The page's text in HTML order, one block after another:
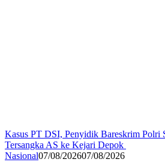
Kasus PT DSI, Penyidik Bareskrim Polri
Tersangka AS ke Kejari Depok
Nasional07/08/202607/08/2026